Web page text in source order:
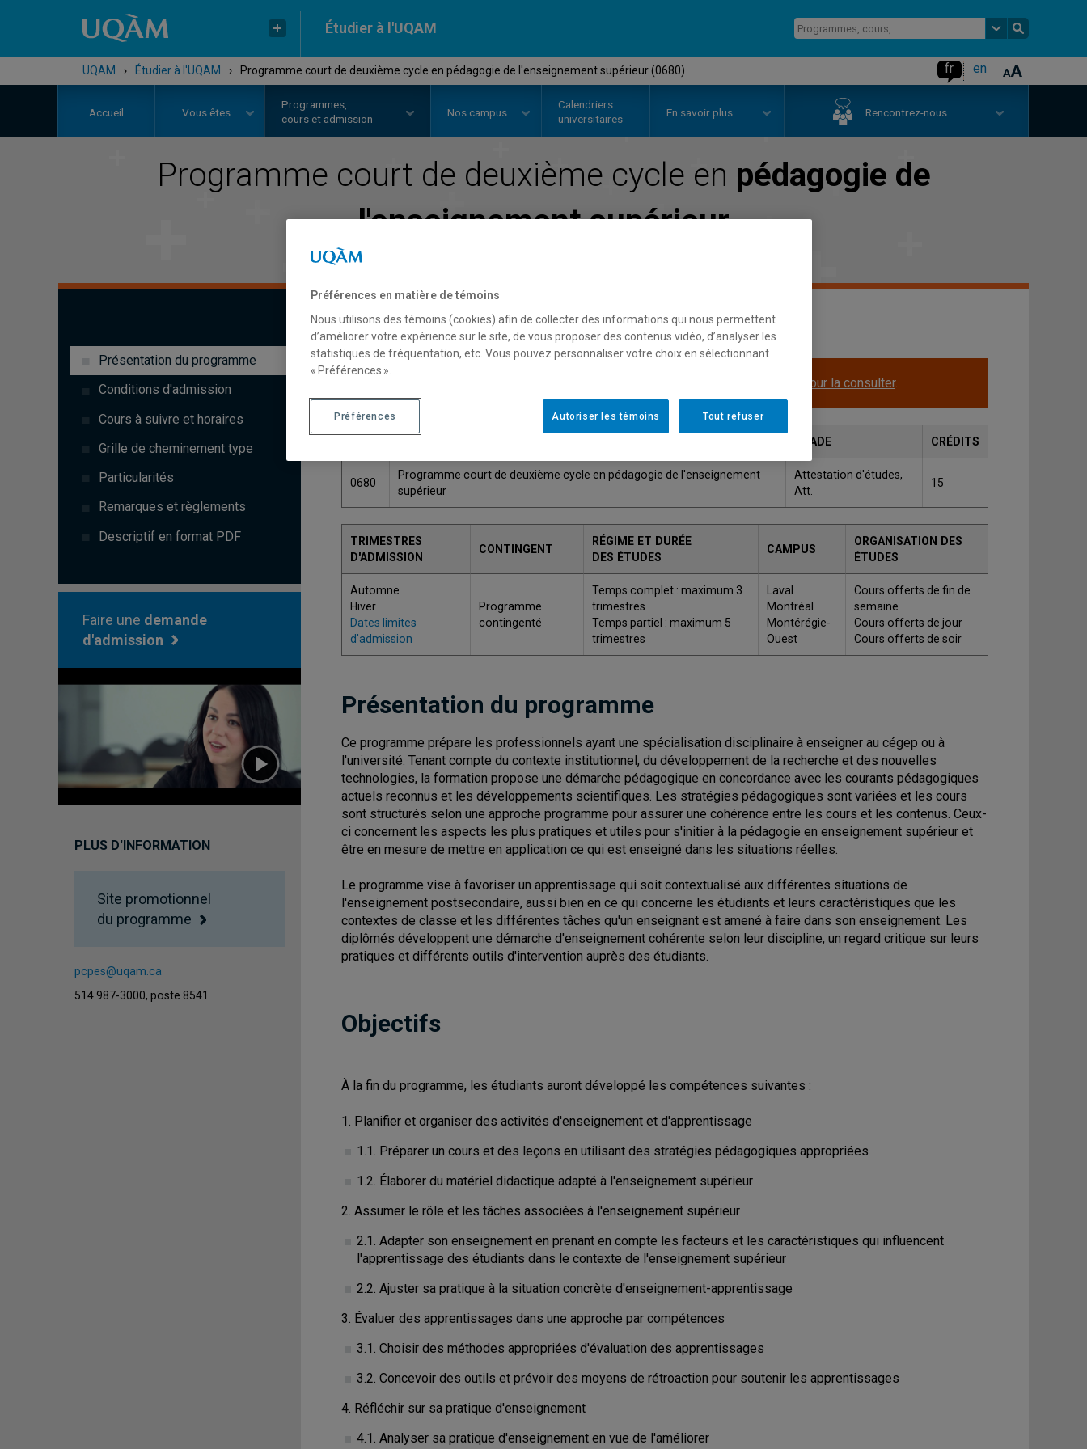
Étudier à l'UQAM
UQAM › Étudier à l'UQAM › Programme court de deuxième cycle en pédagogie de l'enseignement supérieur (0680) fr en
Accueil Vous êtes
Programmes,
cours et admission
Nos campus
Calendriers
universitaires
En savoir plus Rencontrez-nous
Programme court de deuxième cycle en pédagogie de
l'enseignement supérieur
Présentation du programme
Conditions d'admission
Cours à suivre et horaires
Grille de cheminement type
Particularités
Remarques et règlements
Descriptif en format PDF
Faire une demande
d'admission
PLUS D'INFORMATION
Site promotionnel
du programme
pcpes@uqam.ca
514 987-3000, poste 8541
Cliquez ici pour la consulter.
GRADE CRÉDITS
0680
Programme court de deuxième cycle en pédagogie de l'enseignement
supérieur
Attestation d'études,
Att.
15
TRIMESTRES
D'ADMISSION
CONTINGENT
RÉGIME ET DURÉE
DES ÉTUDES
CAMPUS
ORGANISATION DES
ÉTUDES
Automne
Hiver
Dates limites
d'admission
Programme
contingenté
Temps complet : maximum 3
trimestres
Temps partiel : maximum 5
trimestres
Laval
Montréal
Montérégie-
Ouest
Cours offerts de fin de
semaine
Cours offerts de jour
Cours offerts de soir
Présentation du programme
Ce programme prépare les professionnels ayant une spécialisation disciplinaire à enseigner au cégep ou à
l'université. Tenant compte du contexte institutionnel, du développement de la recherche et des nouvelles
technologies, la formation propose une démarche pédagogique en concordance avec les courants pédagogiques
actuels reconnus et les développements scientifiques. Les stratégies pédagogiques sont variées et les cours
sont structurés selon une approche programme pour assurer une cohérence entre les cours et les contenus. Ceux-
ci concernent les aspects les plus pratiques et utiles pour s'initier à la pédagogie en enseignement supérieur et
être en mesure de mettre en application ce qui est enseigné dans les situations réelles.
Le programme vise à favoriser un apprentissage qui soit contextualisé aux différentes situations de
l'enseignement postsecondaire, aussi bien en ce qui concerne les étudiants et leurs caractéristiques que les
contextes de classe et les différentes tâches qu'un enseignant est amené à faire dans son enseignement. Les
diplômés développent une démarche d'enseignement cohérente selon leur discipline, un regard critique sur leurs
pratiques et différents outils d'intervention auprès des étudiants.
Objectifs
À la fin du programme, les étudiants auront développé les compétences suivantes :
1. Planifier et organiser des activités d'enseignement et d'apprentissage
1.1. Préparer un cours et des leçons en utilisant des stratégies pédagogiques appropriées
1.2. Élaborer du matériel didactique adapté à l'enseignement supérieur
2. Assumer le rôle et les tâches associées à l'enseignement supérieur
2.1. Adapter son enseignement en prenant en compte les facteurs et les caractéristiques qui influencent
l'apprentissage des étudiants dans le contexte de l'enseignement supérieur
2.2. Ajuster sa pratique à la situation concrète d'enseignement-apprentissage
3. Évaluer des apprentissages dans une approche par compétences
3.1. Choisir des méthodes appropriées d'évaluation des apprentissages
3.2. Concevoir des outils et prévoir des moyens de rétroaction pour soutenir les apprentissages
4. Réfléchir sur sa pratique d'enseignement
4.1. Analyser sa pratique d'enseignement en vue de l'améliorer
Préférences en matière de témoins
Nous utilisons des témoins (cookies) afin de collecter des informations qui nous permettent
d’améliorer votre expérience sur le site, de vous proposer des contenus vidéo, d’analyser les
statistiques de fréquentation, etc. Vous pouvez personnaliser votre choix en sélectionnant
« Préférences ».
Tout refuser
Autoriser les témoins
Préférences